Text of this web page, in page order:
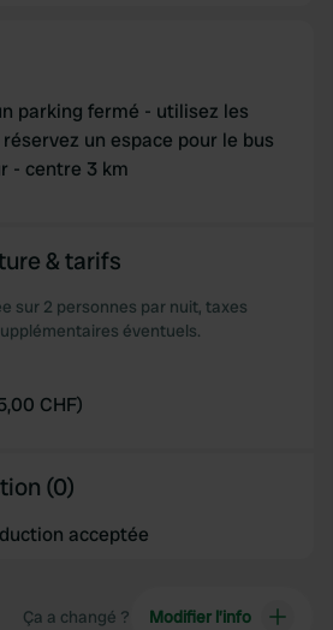
parking fermé - utilisez les
un espace pour le bus
- centre 3 km
& tarifs
sur 2 personnes par nuit, taxes
éventuels.
CHF)
(0)
acceptée
Ça a changé ? Modifier l’info